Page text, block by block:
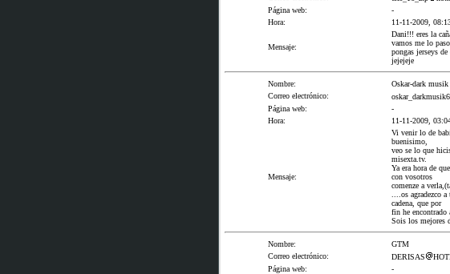
Página web:
-
Hora:
11-11-2009,
Mensaje:
Dani!!! eres la
vamos me lo
pongas jerseys
jejejeje
Nombre:
Oskar-dark musik
Correo electrónico:
Página web:
-
Hora:
11-11-2009,
Mensaje:
Vi venir lo de
buenisimo,
veo se lo que
misexta.tv.
Ya era hora de
con vosotros
comenze a
....os agradezco
cadena, que por
fin he encontrado
Sois los mejores
Nombre:
GTM
Correo electrónico:
DERISAS
Página web:
-